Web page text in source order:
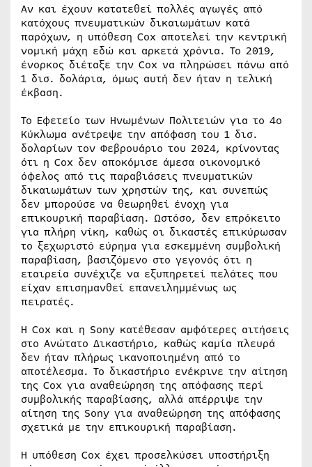
Αν και έχουν κατατεθεί πολλές αγωγές από
κατόχους πνευματικών δικαιωμάτων κατά
παρόχων, η υπόθεση Cox αποτελεί την κεντρική
νομική μάχη εδώ και αρκετά χρόνια. Το 2019,
ένορκος διέταξε την Cox να πληρώσει πάνω από
1 δισ. δολάρια, όμως αυτή δεν ήταν η τελική
έκβαση.
Το Εφετείο των Ηνωμένων Πολιτειών για το 4ο
Κύκλωμα ανέτρεψε την απόφαση του 1 δισ.
δολαρίων τον Φεβρουάριο του 2024, κρίνοντας
ότι η Cox δεν αποκόμισε άμεσα οικονομικό
όφελος από τις παραβιάσεις πνευματικών
δικαιωμάτων των χρηστών της, και συνεπώς
δεν μπορούσε να θεωρηθεί ένοχη για
επικουρική παραβίαση. Ωστόσο, δεν επρόκειτο
για πλήρη νίκη, καθώς οι δικαστές επικύρωσαν
το ξεχωριστό εύρημα για εσκεμμένη συμβολική
παραβίαση, βασιζόμενο στο γεγονός ότι η
εταιρεία συνέχιζε να εξυπηρετεί πελάτες που
είχαν επισημανθεί επανειλημμένως ως
πειρατές.
Η Cox και η Sony κατέθεσαν αμφότερες αιτήσεις
στο Ανώτατο Δικαστήριο, καθώς καμία πλευρά
δεν ήταν πλήρως ικανοποιημένη από το
αποτέλεσμα. Το δικαστήριο ενέκρινε την αίτηση
της Cox για αναθεώρηση της απόφασης περί
συμβολικής παραβίασης, αλλά απέρριψε την
αίτηση της Sony για αναθεώρηση της απόφασης
σχετικά με την επικουρική παραβίαση.
Η υπόθεση Cox έχει προσελκύσει υποστήριξη